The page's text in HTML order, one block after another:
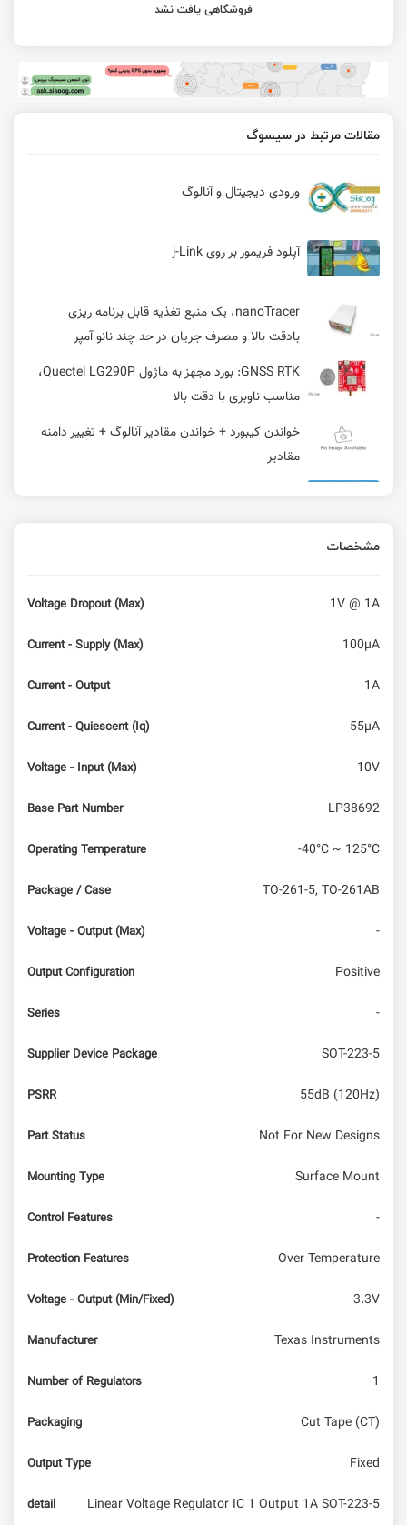
فروشگاهی یافت نشد
مقالات مرتبط در سیسوگ
ورودی دیجیتال و آنالوگ
آپلود فریمور بر روی j-Link
nanoTracer، یک منبع تغذیه قابل برنامه ریزی
بادقت بالا و مصرف جریان در حد چند نانو آمپر
GNSS RTK: بورد مجهز به ماژول Quectel LG290P،
مناسب ناوبری با دقت بالا
خواندن کیبورد + خواندن مقادیر آنالوگ + تغییر دامنه
مقادیر
به Raspberry Pi برای سنسورها و عملگرهای صنعتی
مشخصات
Voltage Dropout (Max) 1V @ 1A
Current - Supply (Max) 100µA
Current - Output 1A
Current - Quiescent (Iq) 55µA
Voltage - Input (Max) 10V
Base Part Number LP38692
Operating Temperature -40°C ~ 125°C
Package / Case TO-261-5, TO-261AB
Voltage - Output (Max) -
Output Configuration Positive
Series -
Supplier Device Package SOT-223-5
PSRR 55dB (120Hz)
Part Status Not For New Designs
Mounting Type Surface Mount
Control Features -
Protection Features Over Temperature
Voltage - Output (Min/Fixed) 3.3V
Manufacturer Texas Instruments
Number of Regulators 1
Packaging Cut Tape (CT)
Output Type Fixed
detail Linear Voltage Regulator IC 1 Output 1A SOT-223-5